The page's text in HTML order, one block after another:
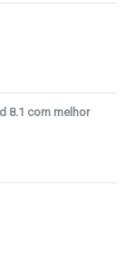
8.1 com melhor